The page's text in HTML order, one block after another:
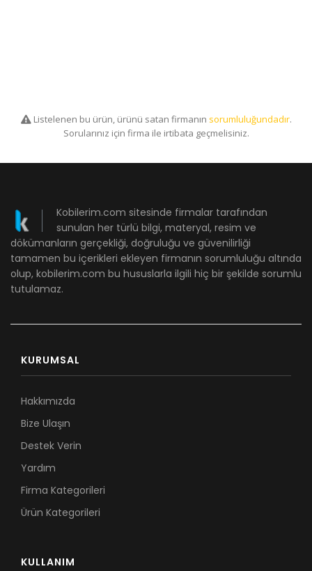
Listelenen bu ürün, ürünü satan firmanın sorumluluğundadır.
Sorularınız için firma ile irtibata geçmelisiniz.
Kobilerim.com sitesinde firmalar tarafından
sunulan her türlü bilgi, materyal, resim ve
dökümanların gerçekliği, doğruluğu ve güvenilirliği
tamamen bu içerikleri ekleyen firmanın sorumluluğu altında
olup, kobilerim.com bu hususlarla ilgili hiç bir şekilde sorumlu
tutulamaz.
KURUMSAL
Hakkımızda
Bize Ulaşın
Destek Verin
Yardım
Firma Kategorileri
Ürün Kategorileri
KULLANIM